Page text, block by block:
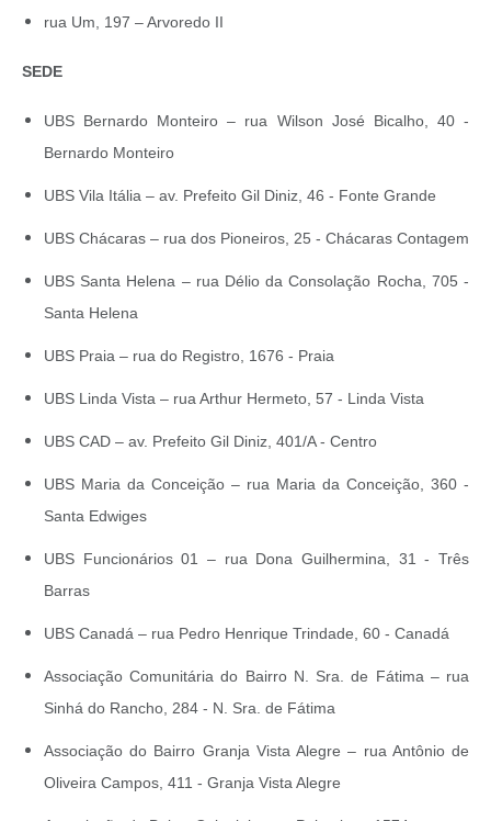
rua Um, 197 – Arvoredo II
SEDE
UBS Bernardo Monteiro – rua Wilson José Bicalho, 40 -
Bernardo Monteiro
UBS Vila Itália – av. Prefeito Gil Diniz, 46 - Fonte Grande
UBS Chácaras – rua dos Pioneiros, 25 - Chácaras Contagem
UBS Santa Helena – rua Délio da Consolação Rocha, 705 -
Santa Helena
UBS Praia – rua do Registro, 1676 - Praia
UBS Linda Vista – rua Arthur Hermeto, 57 - Linda Vista
UBS CAD – av. Prefeito Gil Diniz, 401/A - Centro
UBS Maria da Conceição – rua Maria da Conceição, 360 -
Santa Edwiges
UBS Funcionários 01 – rua Dona Guilhermina, 31 - Três
Barras
UBS Canadá – rua Pedro Henrique Trindade, 60 - Canadá
Associação Comunitária do Bairro N. Sra. de Fátima – rua
Sinhá do Rancho, 284 - N. Sra. de Fátima
Associação do Bairro Granja Vista Alegre – rua Antônio de
Oliveira Campos, 411 - Granja Vista Alegre